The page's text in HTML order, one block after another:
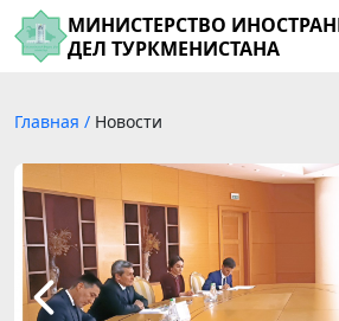
МИНИСТЕРСТВО
ДЕЛ ТУРКМЕНИСТАНА
Главная / Новости